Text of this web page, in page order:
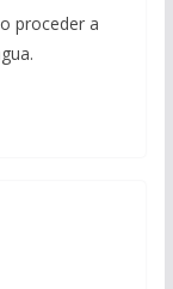
proceder a